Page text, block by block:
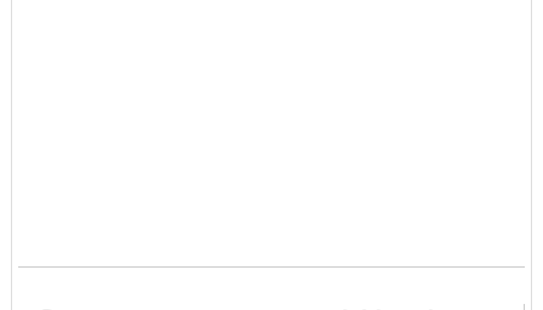
ত্রয়োদশ জাতীয় সংসদের প্রথম বাজেট